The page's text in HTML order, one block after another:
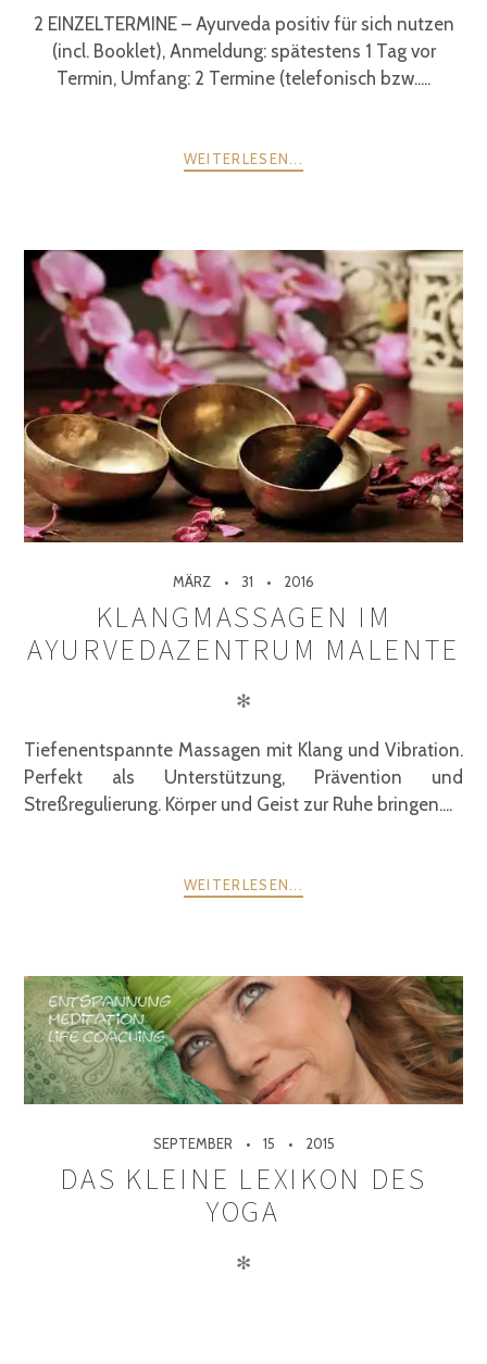
2 EINZELTERMINE – Ayurveda positiv für sich nutzen
(incl. Booklet), Anmeldung: spätestens 1 Tag vor
Termin, Umfang: 2 Termine (telefonisch bzw.....
WEITERLESEN...
MÄRZ 31 2016
KLANGMASSAGEN IM
AYURVEDAZENTRUM MALENTE
✻
Tiefenentspannte Massagen mit Klang und Vibration.
Perfekt als Unterstützung, Prävention und
Streßregulierung. Körper und Geist zur Ruhe bringen....
WEITERLESEN...
SEPTEMBER 15 2015
DAS KLEINE LEXIKON DES
YOGA
✻